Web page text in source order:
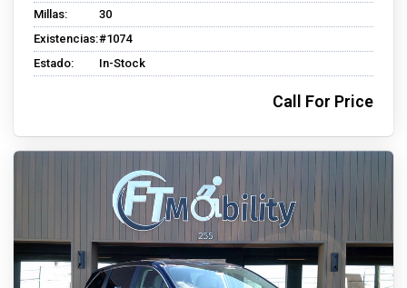
Millas:
30
Existencias:#1074
Estado:
In-Stock
Call For Price